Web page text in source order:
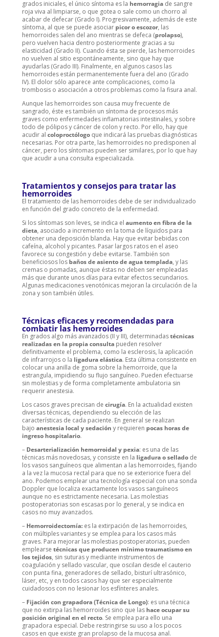
grados iniciales, el único síntoma es la hemorragiade sangre
roja viva al limpiarse, o que gotea o sale como un chorro al
acabar de defecar (Grado I). Progresivamente, además de este
síntoma, al que se puede asociar picor o escozor, las
hemorroides salen del ano mientras se defeca (prolapso),
pero vuelven hacia dentro posteriormente gracias a su
elasticidad (Grado II). Cuando ésta se pierde, las hemorroides
no vuelven al sitio espontáneamente, sino que hay que
ayudarlas (Grado III). Finalmente, en algunos casos las
hemorroides están permanentemente fuera del ano (Grado
IV). El dolor sólo aparece ante complicaciones, como la
trombosis o asociación a otros problemas como la fisura anal.
Aunque las hemorroides son causa muy frecuente de
sangrado, éste es también un síntoma de procesos más
graves como enfermedades inflamatorias intestinales, y sobre
todo de pólipos y cáncer de colon y recto. Por ello, hay que
acudir al coloproctólogoque indicará las pruebas diagnósticas
necesarias. Por otra parte, las hemorroides no predisponen al
cáncer, pero los síntomas pueden ser similares, por lo que hay
que acudir a una consulta especializada.
Tratamientos y consejos para tratar las
hemorroides
El tratamiento de las hemorroides debe de ser individualizado
en función del grado concreto de la enfermedad.
Si los síntomas son leves, se indica el aumento en fibra de la
dieta, asociado a incremento en la toma de líquidos para
obtener una deposición blanda. Hay que evitar bebidas con
cafeína, alcohol y picantes. Pasar largos ratos en el aseo
favorece su congestión y debe evitarse. También son
beneficiosos los baños de asiento de agua templada, y las
cremas o pomadas, aunque éstas no deben ser empleadas
más que durante unos días para evitar efectos secundarios.
Algunas medicaciones venotónicas mejoran la circulación de la
zona y son también útiles.
Técnicas eficaces y recomendadas para
combatir las hemorroides
En grados algo más avanzados (II y III), determinadastécnicas
realizadas en la propia consultapueden resolver
definitivamente el problema, como la esclerosis, la aplicación
de infrarrojos o la ligadura elástica. Esta última consistente en
colocar una anilla de goma sobre la hemorroide, que la
estrangula, impidiendo su flujo sanguíneo. Pueden efectuarse
sin molestias y de forma completamente ambulatoria sin
requerir anestesia.
Los casos graves precisan de cirugía. En la actualidad existen
diversas técnicas, dependiendo su elección de las
características de cada paciente. En general se realizan
bajo anestesia local y sedación y requieren pocas horas de
ingreso hospitalario.
– Desarterialización hemorroidal y pexia: es una de las
técnicas más novedosas, y consiste en la ligadura o selladode
los vasos sanguíneos que alimentan a las hemorroides, fijando
a la vez la mucosa rectal para que no se exteriorice fuera del
ano. Podemos emplear una tecnología especial con una sonda
Doppler que localiza exactamente los vasos sanguíneos
aunque no es estrictamente necesaria. Las molestias
postoperatorias son escasas por lo general, y se indica en
casos no muy avanzados.
– Hemorroidectomía:es la extirpación de las hemorroides,
con múltiples variantes y se emplea para los casos más
graves. Para mejorar las molestias postoperatorias, pueden
emplearse técnicas que producen mínimo traumatismo en
los tejidos, sin suturas y mediante instrumentos de
coagulación y sellado vascular, que oscilan desde el cauterio
con punta fina, generadores de sellado, bisturí ultrasónico,
láser, etc, y en todos casos hay que ser especialmente
cuidadosos con no lesionar los esfínteres anales.
– Fijación con grapadora (Técnica de Longo): es una técnica
que no extirpa las hemorroides sino que las hace ocupar su
posición original en el recto. Se emplea para ello una
grapadora especial. Debe restringirse su uso a los pocos
casos en que existe gran prolapso de la mucosa anal.